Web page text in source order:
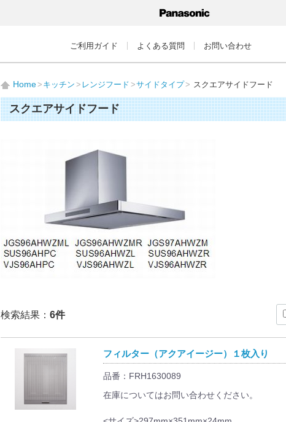
ご利用ガイド よくある質問 お問い合わせ
Home キッチン レンジフード サイドタイプ スクエアサイドフード
スクエアサイドフード
検索結果： 6件
フィルター（アクアイージー）１枚入り
品番：FRH1630089
在庫についてはお問い合わせください。